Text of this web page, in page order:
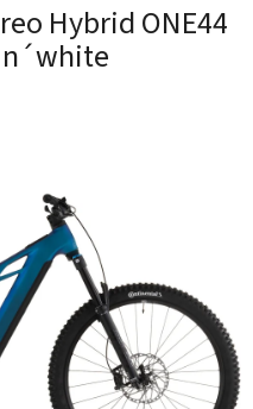
Hybrid ONE44